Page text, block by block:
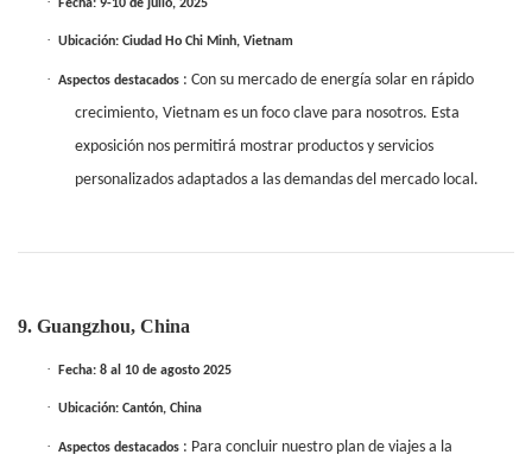
Fecha: 9-10 de julio, 2025
· Ubicación: Ciudad Ho Chi Minh, Vietnam
· Aspectos destacados : Con su mercado de energía solar en rápido
crecimiento, Vietnam es un foco clave para nosotros. Esta
exposición nos permitirá mostrar productos y servicios
personalizados adaptados a las demandas del mercado local.
9. Guangzhou, China
· Fecha: 8 al 10 de agosto 2025
· Ubicación: Cantón, China
· Aspectos destacados : Para concluir nuestro plan de viajes a la